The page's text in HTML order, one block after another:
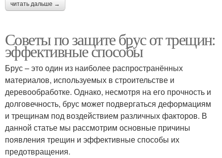
читать дальше →
Советы по защите брус от трещин:
эффективные способы
Брус – это один из наиболее распространённых
материалов, используемых в строительстве и
деревообработке. Однако, несмотря на его прочность и
долговечность, брус может подвергаться деформациям
и трещинам под воздействием различных факторов. В
данной статье мы рассмотрим основные причины
появления трещин и эффективные способы их
предотвращения.